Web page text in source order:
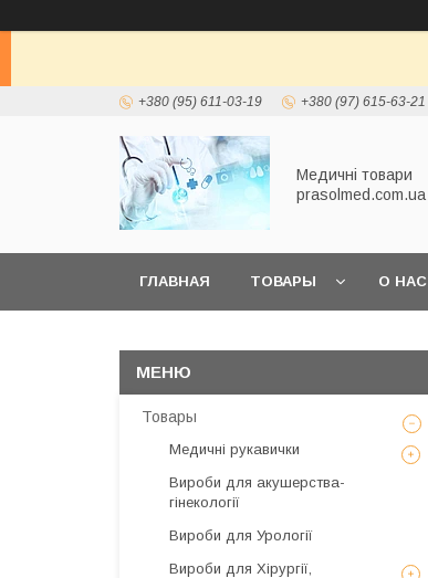
+380 (95) 611-03-19 +380 (97) 615-63-21
Медичні товари
prasolmed.com.ua
ГЛАВНАЯ ТОВАРЫ О НАС
Товары
Медичні рукавички
Вироби для акушерства-
гінекології
Вироби для Урології
Вироби для Хірургії,